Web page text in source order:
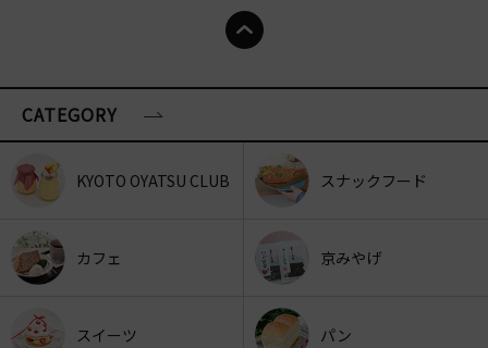
CATEGORY
KYOTO OYATSU CLUB スナックフード
カフェ 京みやげ
スイーツ パン